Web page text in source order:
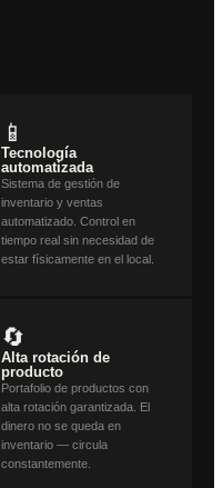
📱
Tecnología
automatizada
Sistema de gestión de
inventario y ventas
automatizado. Control en
tiempo real sin necesidad de
estar físicamente en el local.
🔄
Alta rotación de
producto
Portafolio de productos con
alta rotación garantizada. El
dinero no se queda en
inventario — circula
constantemente.